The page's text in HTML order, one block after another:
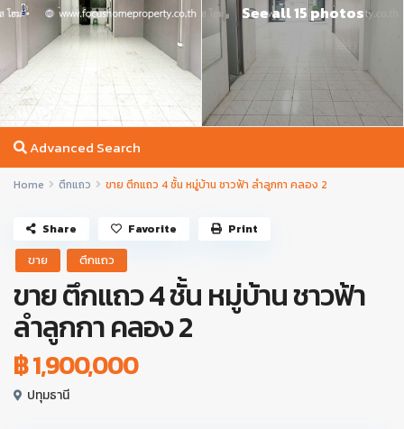
See all 15 photos
Advanced Search
Home ตึกแถว ขาย ตึกแถว 4 ชั้น หมู่บ้าน ชาวฟ้า ลำลูกกา คลอง 2
ขาย ตึกแถว
ขาย ตึกแถว 4 ชั้น หมู่บ้าน ชาวฟ้า
ลำลูกกา คลอง 2
฿ 1,900,000
ปทุมธานี
Share Favorite Print